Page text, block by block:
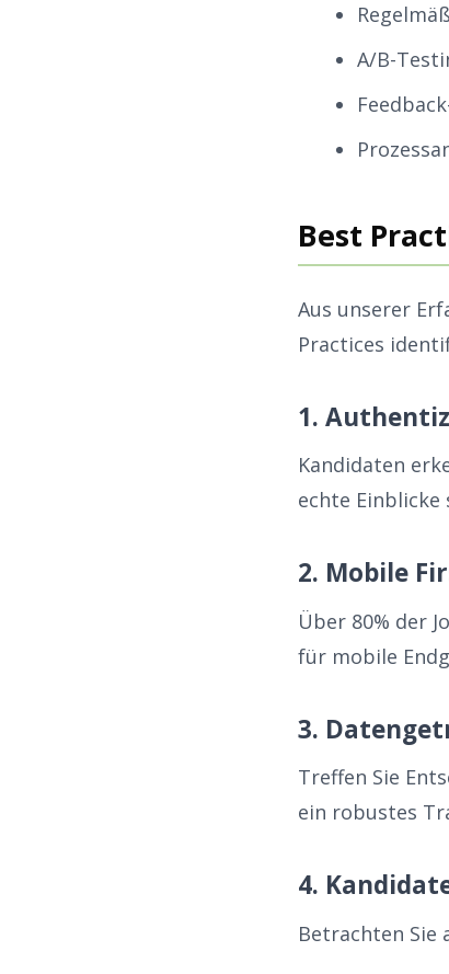
A/B-
Best
Aus unserer
Practices
1.
Kandidaten
echte
2. Mobile
Über 80% der
für mobile
3.
Treffen Sie
ein robustes
4.
Betrachten Sie